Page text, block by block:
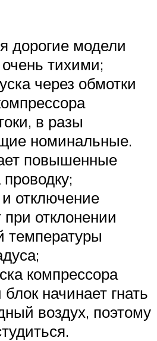
дорогие модели
тихими;
через обмотки
в разы
номинальные.
повышенные
проводку;
отключение
отклонении
температуры
компрессора
начинает гнать
воздух, поэтому